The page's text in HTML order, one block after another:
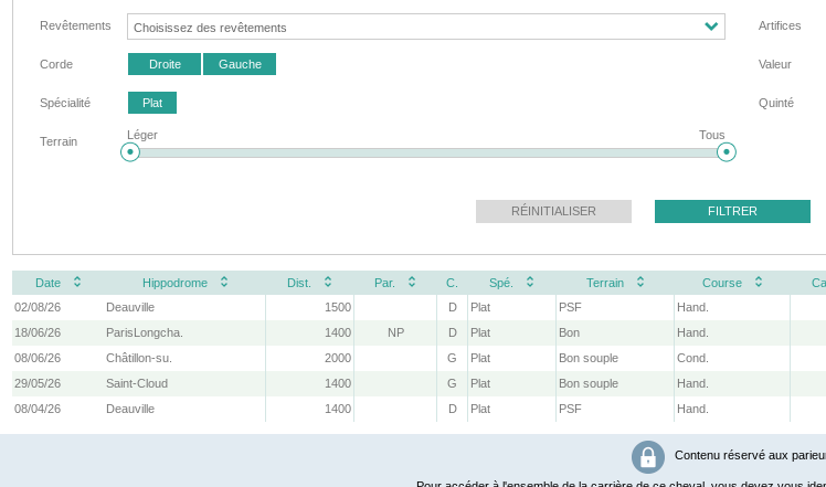
Revêtements
Corde Droite Gauche
Spécialité Plat
Terrain Léger Tous
Artifices
Valeur
Quinté
RÉINITIALISER FILTRER
Date Hippodrome Dist. Par. C. Spé. Terrain Course
02/08/26
Deauville 1500 D Plat PSF Hand.
18/06/26
ParisLongcha. 1400 NP D Plat Bon Hand.
08/06/26
Châtillon-su. 2000 G Plat Bon souple Cond.
29/05/26
Saint-Cloud 1400 G Plat Bon souple Hand.
08/04/26
Deauville 1400 D Plat PSF Hand.
Contenu réservé aux